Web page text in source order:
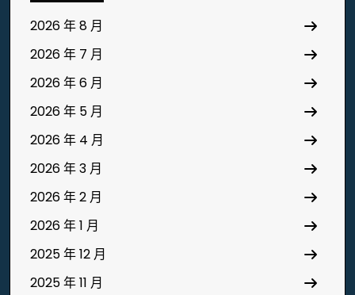
2026 年 8 月
2026 年 7 月
2026 年 6 月
2026 年 5 月
2026 年 4 月
2026 年 3 月
2026 年 2 月
2026 年 1 月
2025 年 12 月
2025 年 11 月